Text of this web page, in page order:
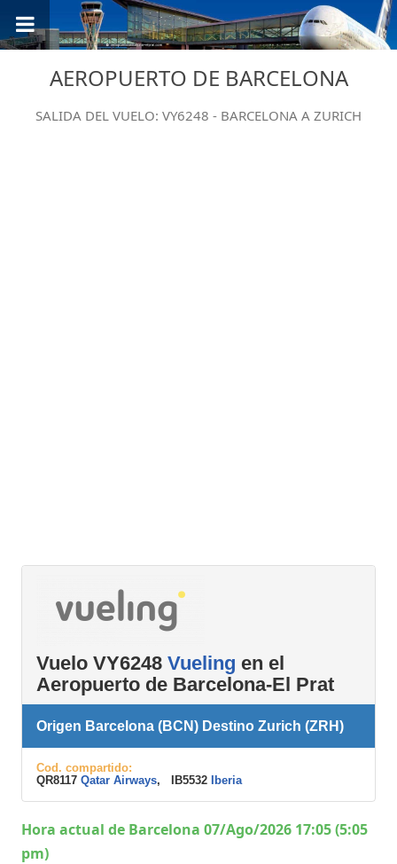
AEROPUERTO DE BARCELONA
SALIDA DEL VUELO: VY6248 - BARCELONA A ZURICH
Vuelo VY6248 Vueling en el
Aeropuerto de Barcelona-El Prat
Origen Barcelona (BCN) Destino Zurich (ZRH)
Cod. compartido:
QR8117 Qatar Airways, IB5532 Iberia
Hora actual de Barcelona 07/Ago/2026 17:05 (5:05
pm)